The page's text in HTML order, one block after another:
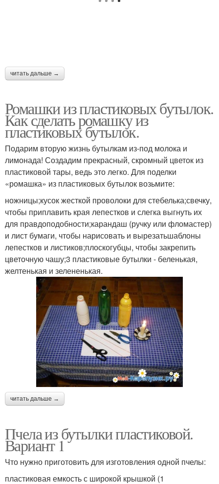
читать дальше →
Ромашки из пластиковых бутылок.
Как сделать ромашку из
пластиковых бутылок.
Подарим вторую жизнь бутылкам из-под молока и
лимонада! Создадим прекрасный, скромный цветок из
пластиковой тары, ведь это легко. Для поделки
«ромашка» из пластиковых бутылок возьмите:
ножницы;кусок жесткой проволоки для стебелька;свечку,
чтобы приплавить края лепестков и слегка выгнуть их
для правдоподобности;карандаш (ручку или фломастер)
и лист бумаги, чтобы нарисовать и вырезатьшаблоны
лепестков и листиков;плоскогубцы, чтобы закрепить
цветочную чашу;3 пластиковые бутылки - беленькая,
желтенькая и зелененькая.
читать дальше →
Пчела из бутылки пластиковой.
Вариант 1
Что нужно приготовить для изготовления одной пчелы:
пластиковая емкость с широкой крышкой (1